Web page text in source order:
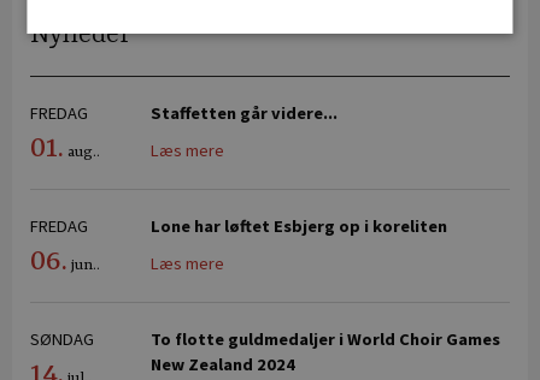
Nyheder
FREDAG
01. aug..
Staffetten går videre...
Læs mere
FREDAG
06. jun..
Lone har løftet Esbjerg op i koreliten
Læs mere
SØNDAG
To flotte guldmedaljer i World Choir Games
New Zealand 2024